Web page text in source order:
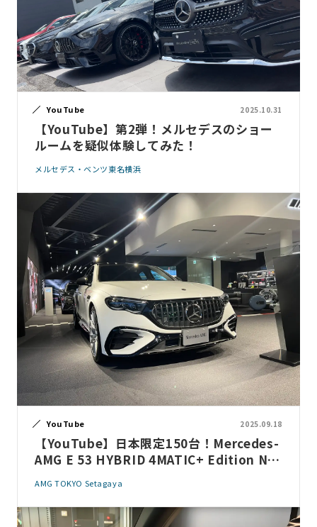
YouTube 2025.10.31
【YouTube】第2弾！メルセデスのショー
ルームを疑似体験してみた！
メルセデス・ベンツ東名横浜
YouTube 2025.09.18
【YouTube】日本限定150台！Mercedes-
AMG E 53 HYBRID 4MATIC+ Edition Nig
AMG TOKYO Setagaya